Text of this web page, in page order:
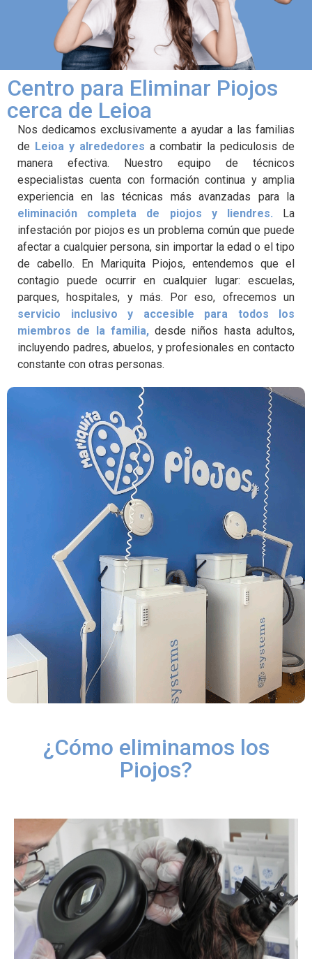
Centro para Eliminar Piojos
cerca de Leioa
Nos dedicamos exclusivamente a ayudar a las familias
de Leioa y alrededores a combatir la pediculosis de
manera efectiva. Nuestro equipo de técnicos
especialistas cuenta con formación continua y amplia
experiencia en las técnicas más avanzadas para la
eliminación completa de piojos y liendres. La
infestación por piojos es un problema común que puede
afectar a cualquier persona, sin importar la edad o el tipo
de cabello. En Mariquita Piojos, entendemos que el
contagio puede ocurrir en cualquier lugar: escuelas,
parques, hospitales, y más. Por eso, ofrecemos un
servicio inclusivo y accesible para todos los
miembros de la familia, desde niños hasta adultos,
incluyendo padres, abuelos, y profesionales en contacto
constante con otras personas.
¿Cómo eliminamos los
Piojos?